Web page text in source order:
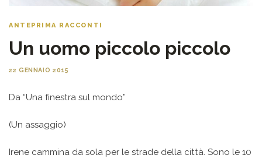
ANTEPRIMA RACCONTI
Un uomo piccolo piccolo
22 GENNAIO 2015
Da “Una finestra sul mondo”
(Un assaggio)
Irene cammina da sola per le strade della città. Sono le 10